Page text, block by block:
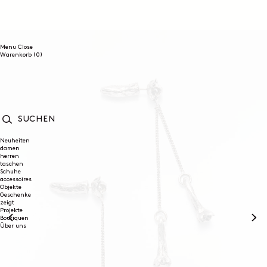
Menu Close
Warenkorb (0)
Neuheiten
damen
herren
taschen
Schuhe
accessoires
Objekte
Geschenke
zeigt
Projekte
Boutiquen
Über uns